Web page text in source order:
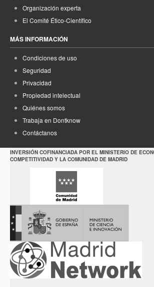
Organización experta
El Comité Ético-Científico
MÁS INFORMACIÓN
Condiciones de uso
Seguridad
Privacidad
Propiedad intelectual
Quiénes somos
Trabaja en Dontknow
Contáctanos
INVERSIÓN COFINANCIADA POR EL MINISTERIO DE
COMPETITIVIDAD Y LA COMUNIDAD DE MADRID